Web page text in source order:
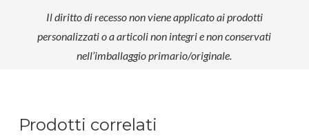
Il diritto di recesso non viene applicato ai prodotti
personalizzati o a articoli non integri e non conservati
nell’imballaggio primario/originale.
Prodotti correlati